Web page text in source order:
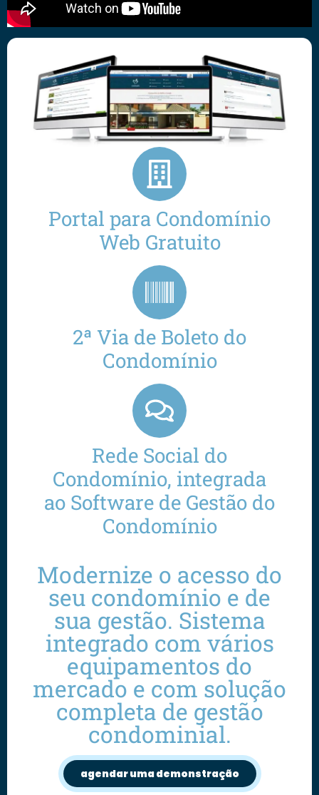
Portal para Condomínio
Web Gratuito
2ª Via de Boleto do
Condomínio
Rede Social do
Condomínio, integrada
ao Software de Gestão do
Condomínio
Modernize o acesso do
seu condomínio e de
sua gestão. Sistema
integrado com vários
equipamentos do
mercado e com solução
completa de gestão
condominial.
agendar uma demonstração